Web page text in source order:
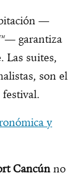
—
— garantiza
Las suites,
son el
festival.
y
Cancún no